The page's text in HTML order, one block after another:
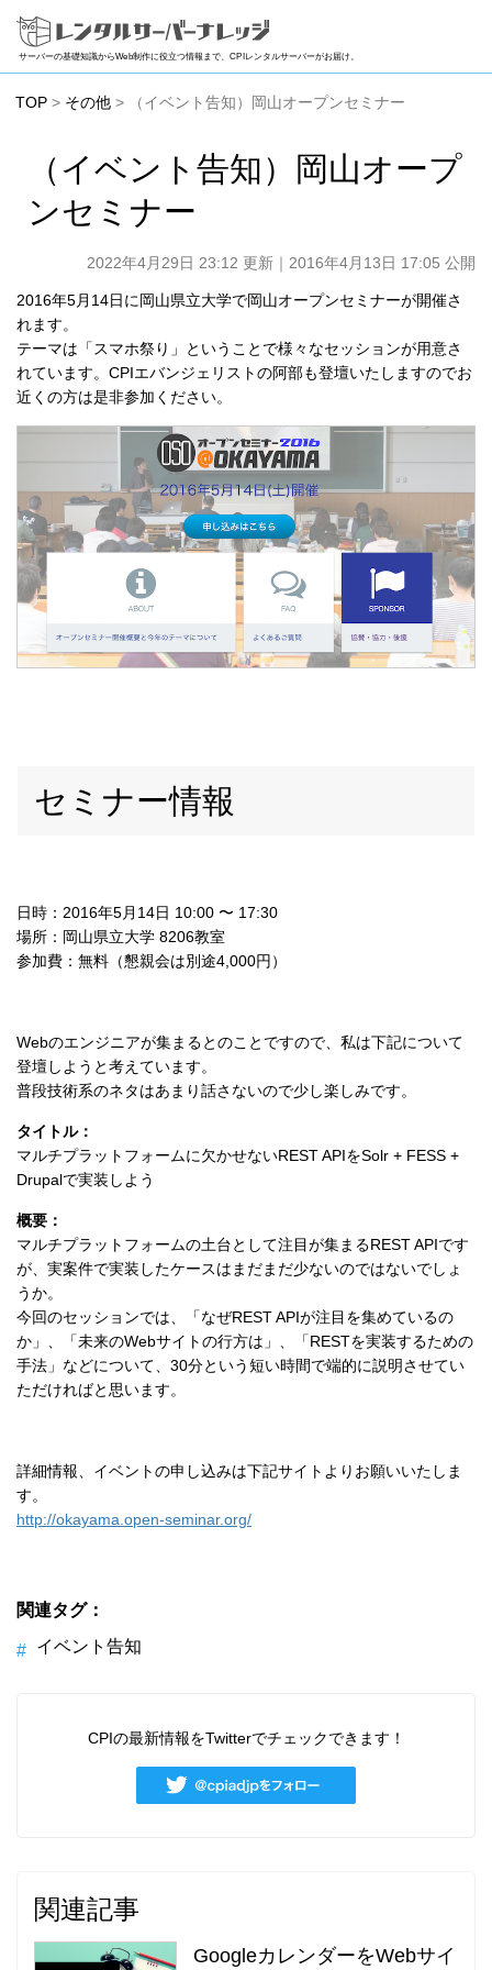
サーバーの基礎知識からWeb制作に役立つ情報まで、CPIレンタルサーバーがお届け。
TOP > その他 > （イベント告知）岡山オープンセミナー
（イベント告知）岡山オープ
ンセミナー
2022年4月29日 23:12 更新 ｜2016年4月13日 17:05 公開
2016年5月14日に岡山県立大学で岡山オープンセミナーが開催さ
れます。
テーマは「スマホ祭り」ということで様々なセッションが用意さ
れています。CPIエバンジェリストの阿部も登壇いたしますのでお
近くの方は是非参加ください。
セミナー情報
日時：2016年5月14日 10:00 〜 17:30
場所：岡山県立大学 8206教室
参加費：無料（懇親会は別途4,000円）
Webのエンジニアが集まるとのことですので、私は下記について
登壇しようと考えています。
普段技術系のネタはあまり話さないので少し楽しみです。
タイトル：
マルチプラットフォームに欠かせないREST APIをSolr + FESS +
Drupalで実装しよう
概要：
マルチプラットフォームの土台として注目が集まるREST APIです
が、実案件で実装したケースはまだまだ少ないのではないでしょ
うか。
今回のセッションでは、「なぜREST APIが注目を集めているの
か」、「未来のWebサイトの行方は」、「RESTを実装するための
手法」などについて、30分という短い時間で端的に説明させてい
ただければと思います。
詳細情報、イベントの申し込みは下記サイトよりお願いいたしま
す。
http://okayama.open-seminar.org/
関連タグ：
イベント告知
CPIの最新情報をTwitterでチェックできます！
関連記事
GoogleカレンダーをWebサイ